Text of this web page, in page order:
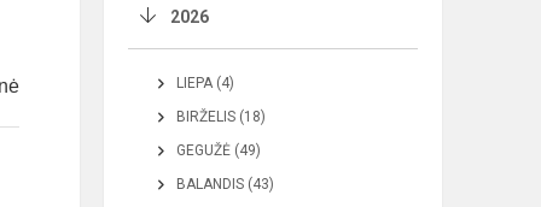
2026
LIEPA (4)
BIRŽELIS (18)
GEGUŽĖ (49)
BALANDIS (43)